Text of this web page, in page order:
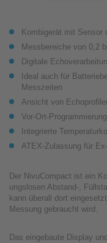
Kombigerät mit Sensor
Messbereiche von 0,2
Digitale
Ideal auch für
Messzeiten
Ansicht von
Vor-Ort-
Integrierte
ATEX-Zulassung für
Der NivuCompact ist ein
ungslosen Abstand-,
kann überall dort
Messung gebraucht wird.
Das eingebaute Display